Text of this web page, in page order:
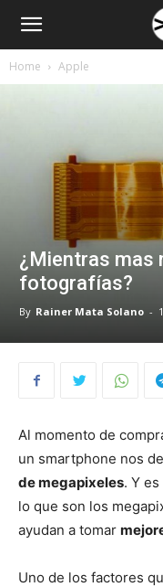
Home Apple
¿Mientras mas
fotografías?
By Rainer Mata Solano -
Al momento de
un smartphone nos
de megapixeles. Y
lo que son los
ayudan a tomar
Uno de los factores